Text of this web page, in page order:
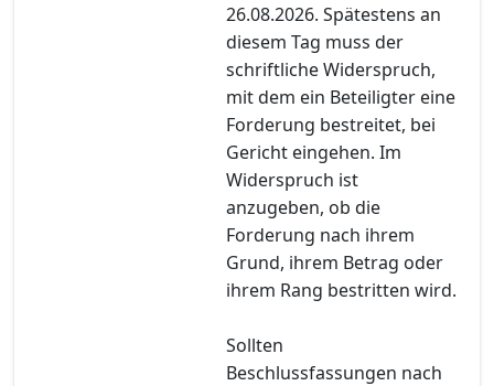
26.08.2026. Spätestens an
diesem Tag muss der
schriftliche Widerspruch,
mit dem ein Beteiligter eine
Forderung bestreitet, bei
Gericht eingehen. Im
Widerspruch ist
anzugeben, ob die
Forderung nach ihrem
Grund, ihrem Betrag oder
ihrem Rang bestritten wird.
Sollten
Beschlussfassungen nach